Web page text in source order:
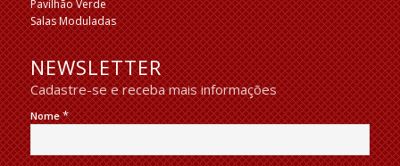
Pavilhão Verde
Salas Moduladas
NEWSLETTER
Cadastre-se e receba mais informações
Nome*